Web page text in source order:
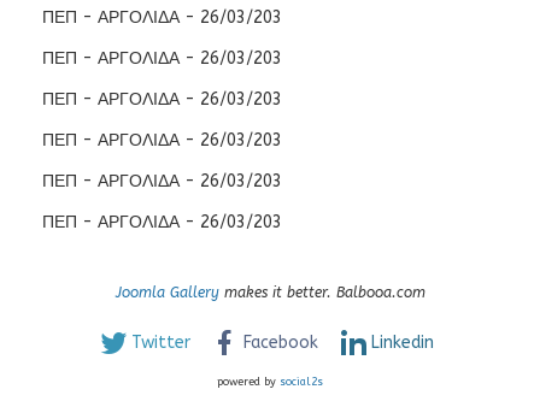
ΠΕΠ - ΑΡΓΟΛΙΔΑ - 26/03/203
ΠΕΠ - ΑΡΓΟΛΙΔΑ - 26/03/203
ΠΕΠ - ΑΡΓΟΛΙΔΑ - 26/03/203
ΠΕΠ - ΑΡΓΟΛΙΔΑ - 26/03/203
ΠΕΠ - ΑΡΓΟΛΙΔΑ - 26/03/203
ΠΕΠ - ΑΡΓΟΛΙΔΑ - 26/03/203
Joomla Gallerymakes it better. Balbooa.com
Twitter Facebook Linkedin
powered by social2s